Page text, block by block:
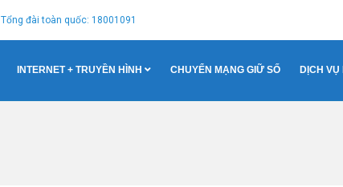
Tổng đài toàn quốc: 18001091
INTERNET + TRUYỀN HÌNH CHUYỂN MẠNG GIỮ SỐ DỊCH